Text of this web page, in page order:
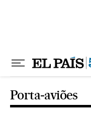
Porta-aviões